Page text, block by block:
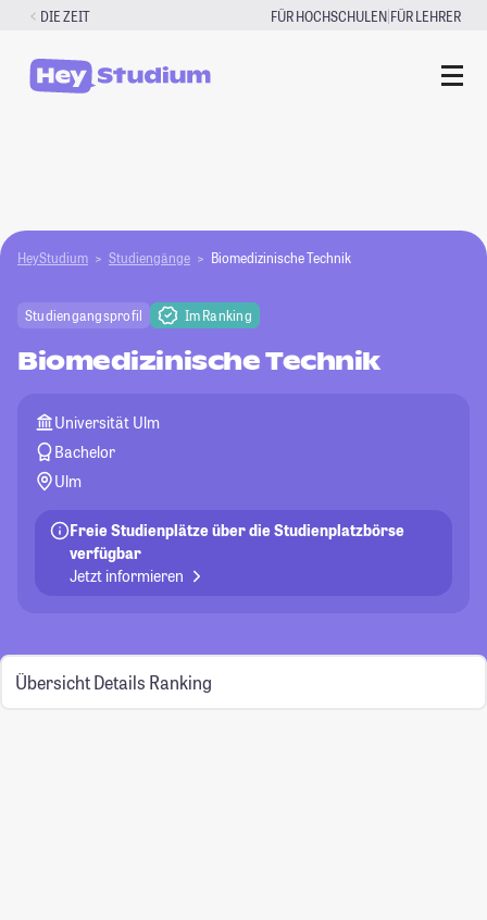
Zum
springen
DIE ZEIT FÜR HOCHSCHULEN|FÜR LEHRER
HeyStudium Studiengänge Biomedizinische Technik
Studiengangsprofil Im Ranking
Biomedizinische Technik
Universität Ulm
Bachelor
Ulm
Freie Studienplätze über die Studienplatzbörse
verfügbar
Jetzt informieren
Übersicht Details Ranking